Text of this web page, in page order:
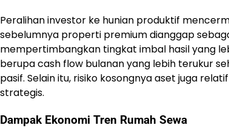
Peralihan investor ke hunian produktif
sebelumnya properti premium dianggap
mempertimbangkan tingkat imbal hasil yang
berupa cash flow bulanan yang lebih terukur
pasif. Selain itu, risiko kosongnya aset juga
strategis.
Dampak Ekonomi Tren Rumah Sewa